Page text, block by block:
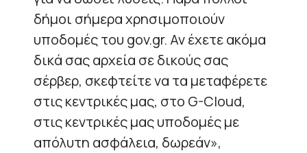
δήμοι σήμερα χρησιμοποιούν
υποδομές του gov.gr. Αν έχετε ακόμα
δικά σας αρχεία σε δικούς σας
σέρβερ, σκεφτείτε να τα μεταφέρετε
στις κεντρικές μας, στο G-Cloud,
στις κεντρικές μας υποδομές με
απόλυτη ασφάλεια, δωρεάν»,